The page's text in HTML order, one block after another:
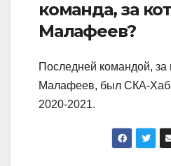
команда, за
Малафеев?
Последней командой, за
Малафеев, был СКА-
2020-2021.